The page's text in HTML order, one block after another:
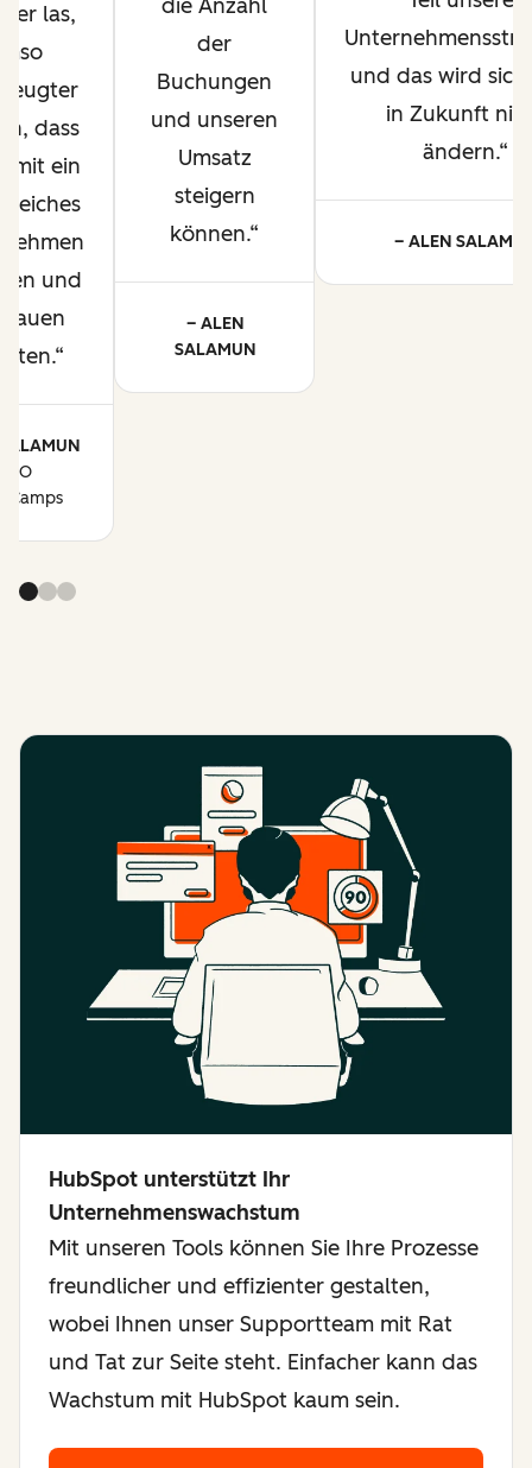
las,
dass
ein
und
CEO
die Anzahl
der
Buchungen
und unseren
Umsatz
steigern
können.
– ALEN
SALAMUN
und das wird sich
in Zukunft
ändern.
– ALEN
HubSpot unterstützt Ihr
Unternehmenswachstum
Mit unseren Tools können Sie Ihre Prozesse
freundlicher und effizienter gestalten,
wobei Ihnen unser Supportteam mit Rat
und Tat zur Seite steht. Einfacher kann das
Wachstum mit HubSpot kaum sein.